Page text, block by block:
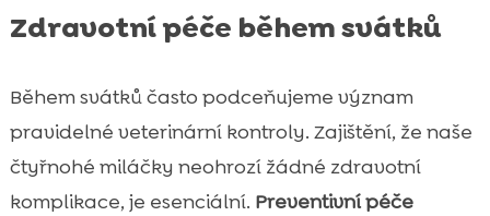
Zdravotní péče během svátků
Během svátků často podceňujeme význam
pravidelné veterinární kontroly. Zajištění, že naše
čtyřnohé miláčky neohrozí žádné zdravotní
komplikace, je esenciální. Preventivní péče